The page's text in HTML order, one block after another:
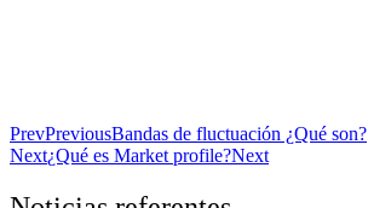
PrevPreviousBandas de fluctuación ¿Qué son?
Next¿Qué es Market profile?Next